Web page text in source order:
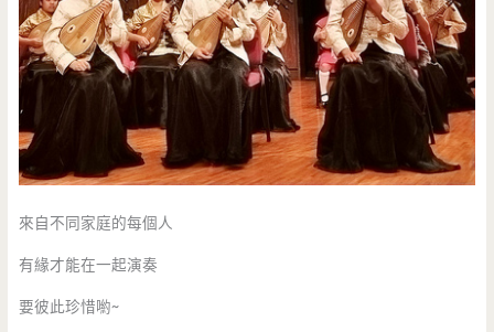
來自不同家庭的每個人
有緣才能在一起演奏
要彼此珍惜喲~